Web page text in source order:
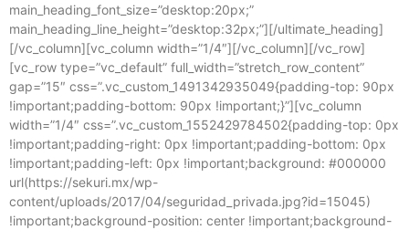
main_heading_font_size=”desktop:20px;”
main_heading_line_height=”desktop:32px;”][/ultimate_heading]
[/vc_column][vc_column width=”1/4″][/vc_column][/vc_row]
[vc_row type=”vc_default” full_width=”stretch_row_content”
gap=”15″ css=”.vc_custom_1491342935049{padding-top: 90px
!important;padding-bottom: 90px !important;}”][vc_column
width=”1/4″ css=”.vc_custom_1552429784502{padding-top: 0px
!important;padding-right: 0px !important;padding-bottom: 0px
!important;padding-left: 0px !important;background: #000000
url(https://sekuri.mx/wp-
content/uploads/2017/04/seguridad_privada.jpg?id=15045)
!important;background-position: center !important;background-